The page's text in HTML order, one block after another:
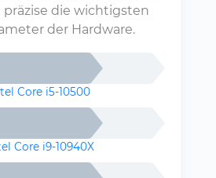
die wichtigsten
der Hardware.
Core i5-10500
Core i9-10940X